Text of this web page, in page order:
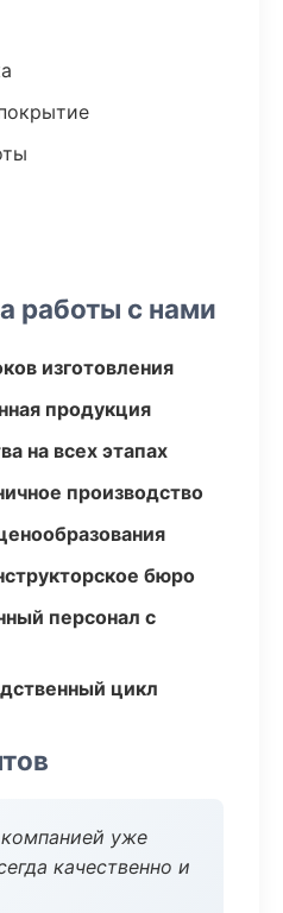
работы с нами
изготовления
продукция
на всех этапах
производство
бюро
персонал с
цикл
уже
качественно и